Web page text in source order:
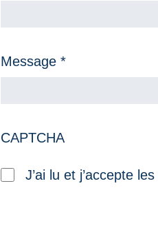
Message *
CAPTCHA
RGPDJ’ai lu et j’accepte les